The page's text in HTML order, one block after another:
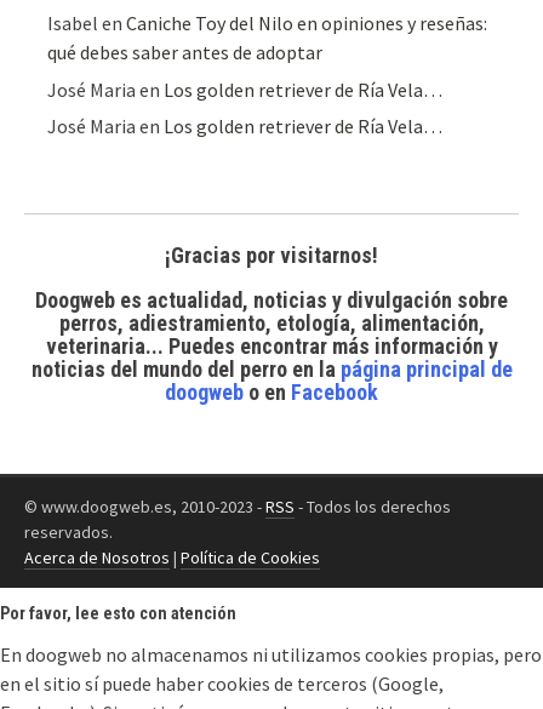
Isabel enCaniche Toy del Nilo en opiniones y reseñas:
qué debes saber antes de adoptar
José Maria en Los golden retriever de Ría Vela…
José Maria en Los golden retriever de Ría Vela…
¡Gracias por visitarnos!
Doogweb es actualidad, noticias y divulgación sobre
perros, adiestramiento, etología, alimentación,
veterinaria... Puedes encontrar más información y
noticias del mundo del perroen la página principal de
doogweb o en Facebook
© www.doogweb.es, 2010-2023 -RSS - Todos los derechos
reservados.
Acerca de Nosotros | Política de Cookies
Por favor, lee esto con atención
En doogweb no almacenamos ni utilizamos cookies propias, pero
en el sitio sí puede haber cookies de terceros (Google,